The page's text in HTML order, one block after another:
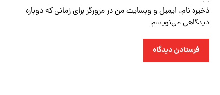
ذخیره نام، ایمیل و وبسایت من در مرورگر برای زمانی که دوباره
دیدگاهی می‌نویسم.
فرستادن دیدگاه